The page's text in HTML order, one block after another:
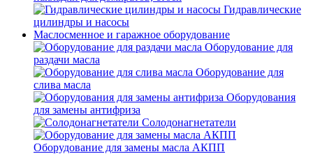
Гидравлические
цилиндры и насосы
Маслосменное и гаражное оборудование
Оборудование для
раздачи масла
Оборудование для
слива масла
Оборудования
для замены антифриза
Солодонагнетатели
Оборудование для замены масла АКПП